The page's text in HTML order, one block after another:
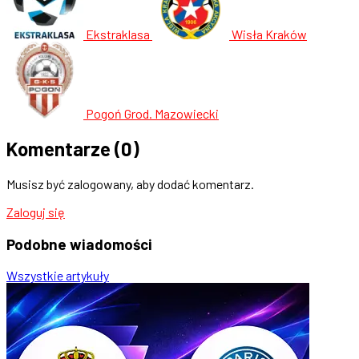
Ekstraklasa Wisła Kraków
Pogoń Grod. Mazowiecki
Komentarze (0)
Musisz być zalogowany, aby dodać komentarz.
Zaloguj się
Podobne wiadomości
Wszystkie artykuły